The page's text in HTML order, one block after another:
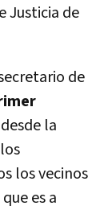
Justicia de
de
la
los vecinos
es a